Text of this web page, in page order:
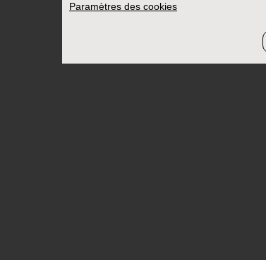
Paramètres des cookies